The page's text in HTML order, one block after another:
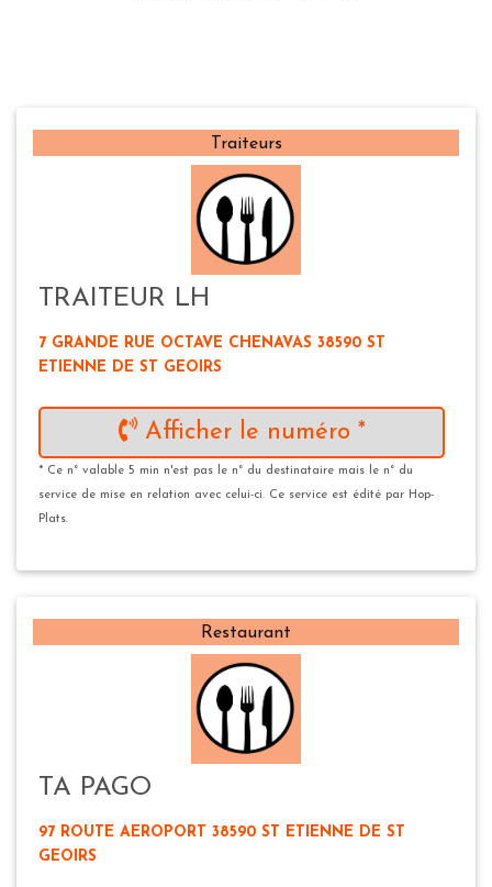
Traiteurs
TRAITEUR LH
7 GRANDE RUE OCTAVE CHENAVAS 38590 ST
ETIENNE DE ST GEOIRS
Afficher le numéro *
* Ce n° valable 5 min n'est pas le n° du destinataire mais le n° du
service de mise en relation avec celui-ci. Ce service est édité par Hop-
Plats.
Restaurant
TA PAGO
97 ROUTE AEROPORT 38590 ST ETIENNE DE ST
GEOIRS